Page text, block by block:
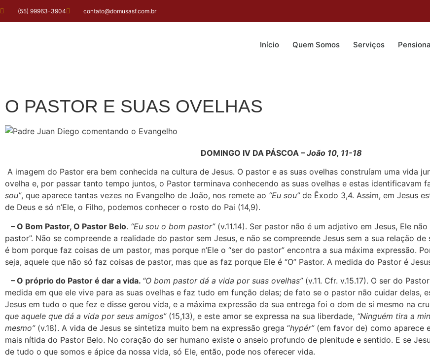
(55) 99963-3904 contato@domusasf.com.br
Início Quem Somos Serviços
O PASTOR E SUAS OVELHAS
DOMINGO IV DA PÁSCOA – João 10, 11-18
A imagem do Pastor era bem conhecida na cultura de Jesus. O pastor e as suas ovelhas construíam uma vida
ovelha e, por passar tanto tempo juntos, o Pastor terminava conhecendo as suas ovelhas e estas identificavam
sou”, que aparece tantas vezes no Evangelho de João, nos remete ao “Eu sou”de Êxodo 3,4. Assim, em Jesus
de Deus e só n’Ele, o Filho, podemos conhecer o rosto do Pai (14,9).
– O Bom Pastor, O Pastor Belo. “Eu sou o bom pastor”(v.11.14). Ser pastor não é um adjetivo em Jesus, Ele não
pastor”. Não se compreende a realidade do pastor sem Jesus, e não se compreende Jesus sem a sua relação de
é bom porque faz coisas de um pastor, mas porque n’Ele o “ser do pastor” encontra a sua máxima expressão.
seja, aquele que não só faz coisas de pastor, mas que as faz porque Ele é “O” Pastor. A medida do Pastor é
– O próprio do Pastor é dar a vida. “O bom pastor dá a vida por suas ovelhas”(v.11. Cfr. v.15.17). O ser do
medida em que ele vive para as suas ovelhas e faz tudo em função delas; de fato se o pastor não cuidar delas,
Jesus em tudo o que fez e disse gerou vida, e a máxima expressão da sua entrega foi o dom de si mesmo na
que aquele que dá a vida por seus amigos”(15,13), e este amor se expressa na sua liberdade, “Ninguém tira a
mesmo”(v.18). A vida de Jesus se sintetiza muito bem na expressão grega “hypér” (em favor de) como aparece
mais nítida do Pastor Belo. No coração do ser humano existe o anseio profundo de plenitude e sentido. E se
de tudo o que somos e ápice da nossa vida, só Ele, então, pode nos oferecer vida.